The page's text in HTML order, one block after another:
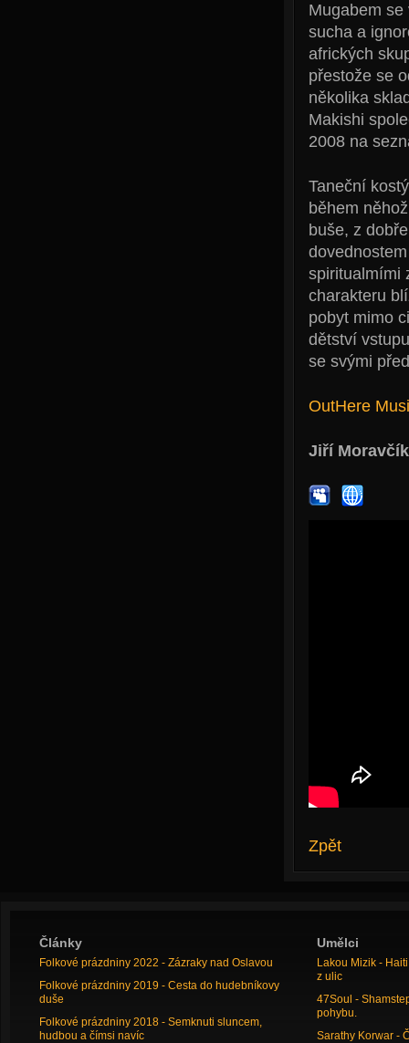
Mugabem
sucha a
afrických
přestože se
několika
Makishi
2008 na
Taneční
během
buše, z
spiritualmími
charakteru
pobyt mimo
dětství
se svými
OutHere
Jiří Moravčík
Zpět
Články
Folkové prázdniny 2022 - Zázraky nad Oslavou
Folkové prázdniny 2019 - Cesta do hudebníkovy
duše
Folkové prázdniny 2018 - Semknuti sluncem,
hudbou a čímsi navíc
Umělci
Lakou Mizik -
z ulic
47Soul -
pohybu.
Sarathy Korwar -